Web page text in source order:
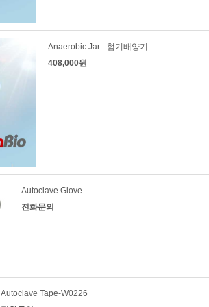
Anaerobic Jar - 혐기배양기
408,000원
Autoclave Glove
전화문의
Autoclave Tape-W0226